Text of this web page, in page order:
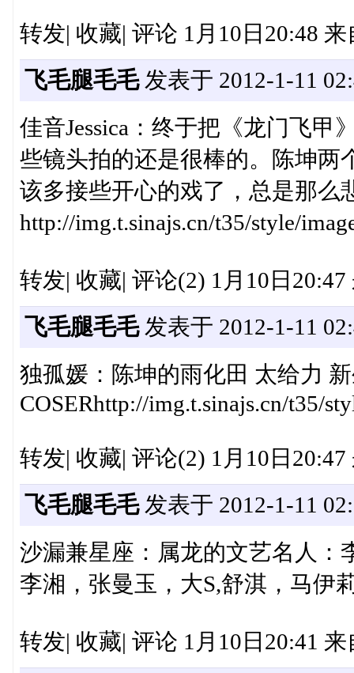
转发| 收藏| 评论 1月10日20:48
飞毛腿毛毛发表于 2012-1-11
佳音Jessica：终于把《龙门飞
些镜头拍的还是很棒的。陈坤两
该多接些开心的戏了，总是那么
http://img.t.sinajs.cn/t35/style/
转发| 收藏| 评论(2) 1月10日
飞毛腿毛毛发表于 2012-1-11
独孤媛：陈坤的雨化田 太给力
COSERhttp://img.t.sinajs.cn/t35/
转发| 收藏| 评论(2) 1月10日
飞毛腿毛毛发表于 2012-1-11
沙漏兼星座：属龙的文艺名人：
李湘，张曼玉，大S,舒淇，马伊
转发| 收藏| 评论 1月10日20:41